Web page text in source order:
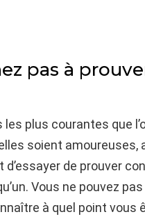
pas à
les plus courantes que
soient amoureuses,
d’essayer de prouver
Vous ne pouvez
à quel point vous